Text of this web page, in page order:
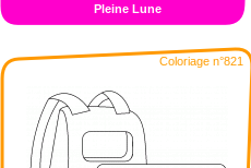
Pleine Lune
Coloriage n°821